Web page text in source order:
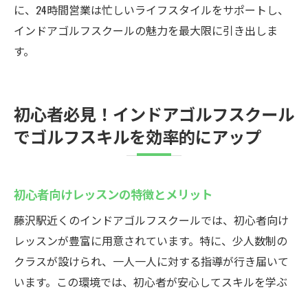
に、24時間営業は忙しいライフスタイルをサポートし、
インドアゴルフスクールの魅力を最大限に引き出しま
す。
初心者必見！インドアゴルフスクール
でゴルフスキルを効率的にアップ
初心者向けレッスンの特徴とメリット
藤沢駅近くのインドアゴルフスクールでは、初心者向け
レッスンが豊富に用意されています。特に、少人数制の
クラスが設けられ、一人一人に対する指導が行き届いて
います。この環境では、初心者が安心してスキルを学ぶ